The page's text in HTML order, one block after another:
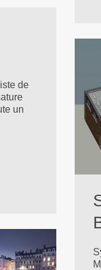
de
un